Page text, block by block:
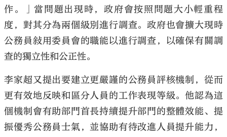
作。」當問題出現時，政府會按照問題大小輕重程
度，對其分為兩個級別進行調查。政府也會擴大現時
公務員敍用委員會的職能以進行調查，以確保有關調
查的獨立性和公正性。
李家超又提出要建立更嚴謹的公務員評核機制，從而
更有效地反映和區分人員的工作表現等級。他認為這
個機制會有助部門首長持續提升部門的整體效能、提
振優秀公務員士氣，並協助有待改進人員提升能力，